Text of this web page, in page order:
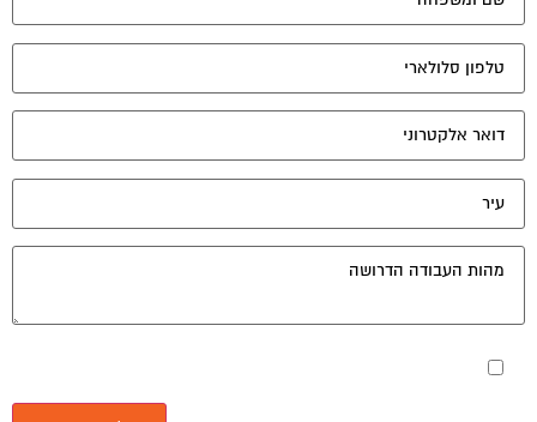
מאשר את תנאי הפרטיות